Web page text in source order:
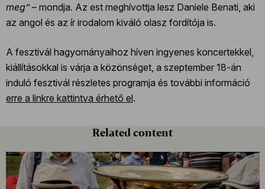
meg”– mondja. Az est meghívottja lesz Daniele Benati, aki
az angol és az ír irodalom kiváló olasz fordítója is.
A fesztivál hagyományaihoz híven ingyenes koncertekkel,
kiállításokkal is várja a közönséget, a szeptember 18-án
induló fesztivál részletes programja és további információ
erre a linkre kattintva érhető el.
Related content